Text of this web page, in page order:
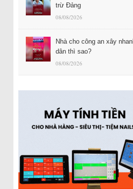
trừ Đảng
08/08/2026
Nhà cho công an xây
dân thì sao?
08/08/2026